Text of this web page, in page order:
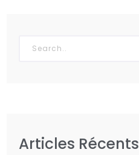
Articles Récents